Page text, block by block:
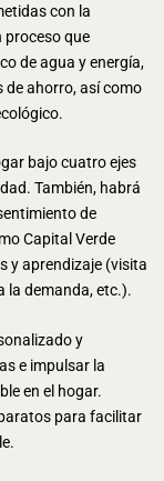
con la
proceso que
de agua y energía,
de ahorro, así como
bajo cuatro ejes
También, habrá
de
Capital Verde
y aprendizaje (visita
la demanda, etc.).
y
e impulsar la
en el hogar.
para facilitar